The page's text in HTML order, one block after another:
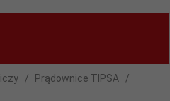
Prądownice TIPSA